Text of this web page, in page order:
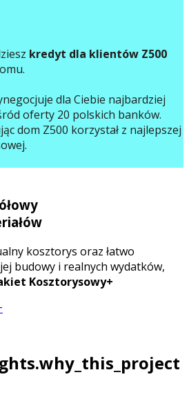
kredyt dla klientów Z500
dla Ciebie najbardziej
oferty 20 polskich banków.
dom Z500 korzystał z najlepszej
kosztorys oraz łatwo
budowy i realnych wydatków,
Kosztorysowy+